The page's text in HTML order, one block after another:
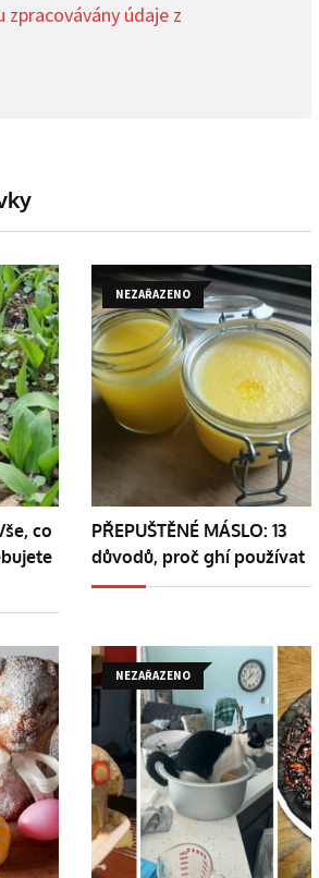
údaje z
co
NEZAŘAZENO
PŘEPUŠTĚNÉ MÁSLO: 13
důvodů, proč ghí používat
NEZAŘAZENO